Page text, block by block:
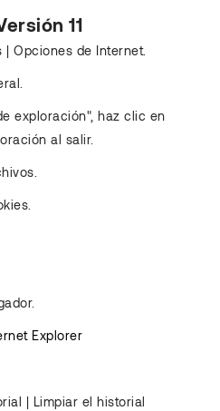
11
| Opciones de Internet.
exploración", haz clic en
al salir.
Explorer
| Limpiar el historial